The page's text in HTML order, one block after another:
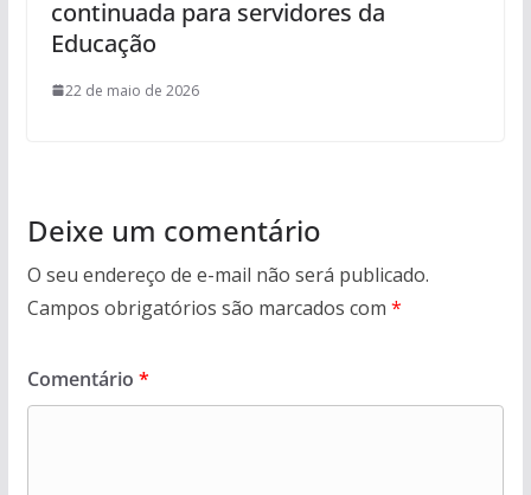
continuada para servidores da
Educação
22 de maio de 2026
Deixe um comentário
O seu endereço de e-mail não será publicado.
Campos obrigatórios são marcados com *
Comentário *